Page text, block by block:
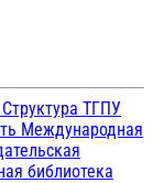
Структура ТГПУ
Международная
библиотека